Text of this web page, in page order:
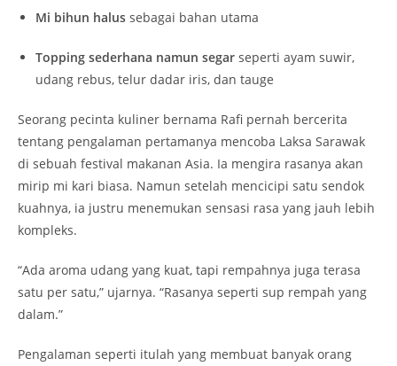
Mi bihun halus sebagai bahan utama
Topping sederhana namun segar seperti ayam suwir,
udang rebus, telur dadar iris, dan tauge
Seorang pecinta kuliner bernama Rafi pernah bercerita
tentang pengalaman pertamanya mencoba Laksa Sarawak
di sebuah festival makanan Asia. Ia mengira rasanya akan
mirip mi kari biasa. Namun setelah mencicipi satu sendok
kuahnya, ia justru menemukan sensasi rasa yang jauh lebih
kompleks.
“Ada aroma udang yang kuat, tapi rempahnya juga terasa
satu per satu,” ujarnya. “Rasanya seperti sup rempah yang
dalam.”
Pengalaman seperti itulah yang membuat banyak orang